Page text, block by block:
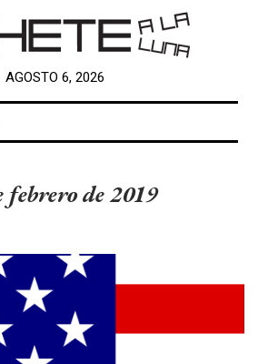
AGOSTO 6, 2026
febrero de 2019